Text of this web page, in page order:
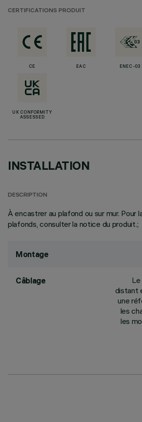
CERTIFICATIONS PRODUIT
CE EAC ENEC-03
UK CONFORMITY
ASSESSED
INSTALLATION
DESCRIPTION
À encastrer au plafond ou sur mur. Pour
plafonds, consulter la notice du produit.;
Montage
Câblage
Le
distant
une
les
les